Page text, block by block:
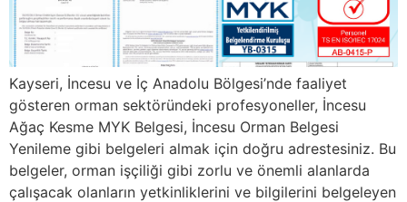
Kayseri, İncesu ve İç Anadolu Bölgesi’nde faaliyet
gösteren orman sektöründeki profesyoneller, İncesu
Ağaç Kesme MYK Belgesi, İncesu Orman Belgesi
Yenileme gibi belgeleri almak için doğru adrestesiniz. Bu
belgeler, orman işçiliği gibi zorlu ve önemli alanlarda
çalışacak olanların yetkinliklerini ve bilgilerini belgeleyen